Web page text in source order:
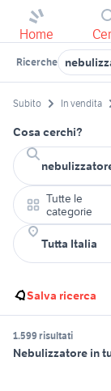
Home
Ricerche
Subito In vendita
Cosa cerchi?
Tutte le
categorie
Salva ricerca
1.599 risultati
Nebulizzatore in